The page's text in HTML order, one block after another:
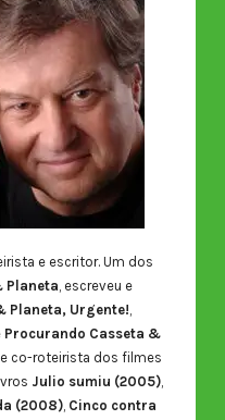
e escritor. Um dos
Planeta, escreveu e
Planeta, Urgente!,
Procurando Casseta &
e co-roteirista dos filmes
Julio sumiu (2005),
(2008), Cinco contra